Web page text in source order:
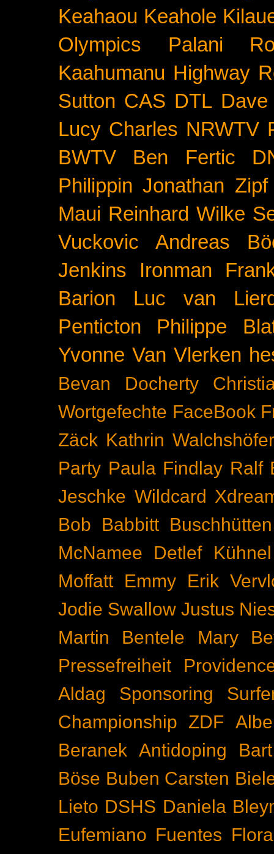
Keahaou Keahole
Olympics
Palani
Kaahumanu Highway
Sutton CAS DTL
Lucy Charles NRWTV
BWTV
Ben Fertic
Philippin Jonathan Zipf
Maui Reinhard Wilke
Vuckovic
Andreas
Jenkins
Ironman
Barion
Luc van
Penticton
Philippe
Yvonne Van Vlerken
Bevan Docherty
Wortgefechte FaceBook
Zäck Kathrin Walchshöfer
Party Paula Findlay Ralf
Jeschke Wildcard
Bob Babbitt Buschhütten
McNamee
Detlef Kühnel
Moffatt
Emmy
Erik
Jodie Swallow Justus
Martin Bentele
Mary
Pressefreiheit
Aldag
Sponsoring
Championship
ZDF
Beranek Antidoping
Böse Buben Carsten
Lieto DSHS Daniela
Eufemiano Fuentes